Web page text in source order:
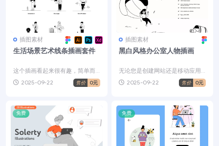
插图素材
生活场景艺术线条插画套件
这个插画看起来很有趣，简单而
干净。适合您的家庭或派对主题
设计需求。包括 12 个...
2025-09-22 售价 0元
插图素材
黑白风格办公室人物插画
无论您是创建网站还是移动应用
程序、展示作品集、发布博客还
是电子商务商店，——这款...
2025-09-22 售价 0元
免费 免费